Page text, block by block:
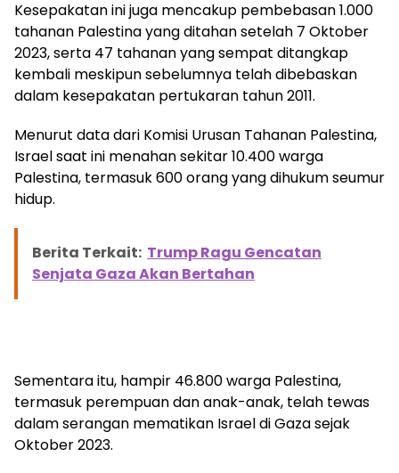
Kesepakatan ini juga mencakup pembebasan 1.000
tahanan Palestina yang ditahan setelah 7 Oktober
2023, serta 47 tahanan yang sempat ditangkap
kembali meskipun sebelumnya telah dibebaskan
dalam kesepakatan pertukaran tahun 2011.
Menurut data dari Komisi Urusan Tahanan Palestina,
Israel saat ini menahan sekitar 10.400 warga
Palestina, termasuk 600 orang yang dihukum seumur
hidup.
Berita Terkait: Trump Ragu Gencatan
Senjata Gaza Akan Bertahan
Sementara itu, hampir 46.800 warga Palestina,
termasuk perempuan dan anak-anak, telah tewas
dalam serangan mematikan Israel di Gaza sejak
Oktober 2023.